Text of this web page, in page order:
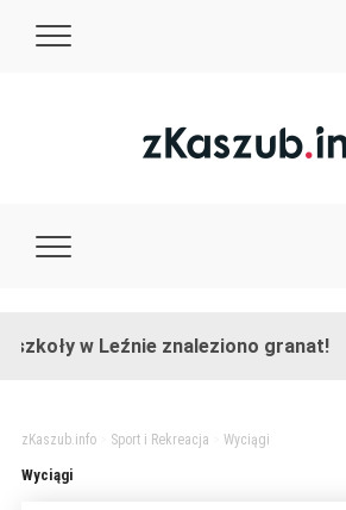
w Leźnie znaleziono granat!
zKaszub.info> Sport i Rekreacja Wyciągi
Wyciągi